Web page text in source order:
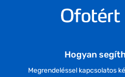
Hogyan
Megrendeléssel kapcsolatos